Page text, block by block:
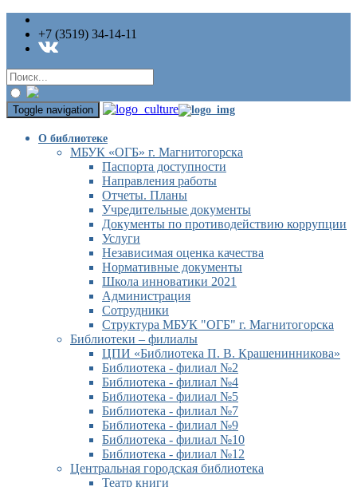
+7 (3519) 34-14-11
Toggle navigation
О библиотеке
МБУК «ОГБ» г. Магнитогорска
Паспорта доступности
Направления работы
Отчеты. Планы
Учредительные документы
Документы по противодействию коррупции
Услуги
Независимая оценка качества
Нормативные документы
Школа инноватики 2021
Администрация
Сотрудники
Структура МБУК "ОГБ" г. Магнитогорска
Библиотеки – филиалы
ЦПИ «Библиотека П. В. Крашенинникова»
Библиотека - филиал №2
Библиотека - филиал №4
Библиотека - филиал №5
Библиотека - филиал №7
Библиотека - филиал №9
Библиотека - филиал №10
Библиотека - филиал №12
Центральная городская библиотека
Театр книги